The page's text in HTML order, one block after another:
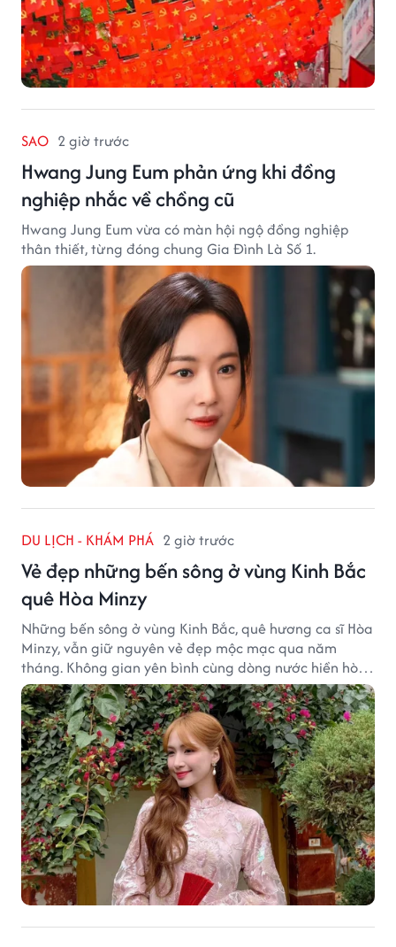
SAO 2 giờ trước
Hwang Jung Eum phản ứng khi đồng
nghiệp nhắc về chồng cũ
Hwang Jung Eum vừa có màn hội ngộ đồng nghiệp
thân thiết, từng đóng chung Gia Đình Là Số 1.
DU LỊCH - KHÁM PHÁ 2 giờ trước
Vẻ đẹp những bến sông ở vùng Kinh Bắc
quê Hòa Minzy
Những bến sông ở vùng Kinh Bắc, quê hương ca sĩ Hòa
Minzy, vẫn giữ nguyên vẻ đẹp mộc mạc qua năm
tháng. Không gian yên bình cùng dòng nước hiền hòa
tạo nên một góc Bắc Ninh rất đáng để khám phá.